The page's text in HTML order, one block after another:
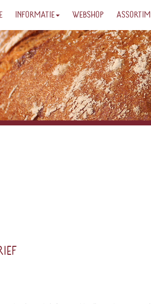
INFORMATIE WEBSHOP